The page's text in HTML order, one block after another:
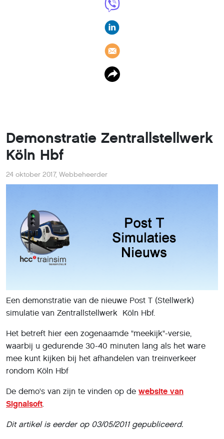
Demonstratie Zentrallstellwerk
Köln Hbf
24 oktober 2017, Webbeheerder
Een demonstratie van de nieuwe Post T (Stellwerk)
simulatie van Zentrallstellwerk Köln Hbf.
Het betreft hier een zogenaamde "meekijk"-versie,
waarbij u gedurende 30-40 minuten lang als het ware
mee kunt kijken bij het afhandelen van treinverkeer
rondom Köln Hbf
De demo's van zijn te vinden op de website van
Signalsoft.
Dit artikel is eerder op 03/05/2011 gepubliceerd.